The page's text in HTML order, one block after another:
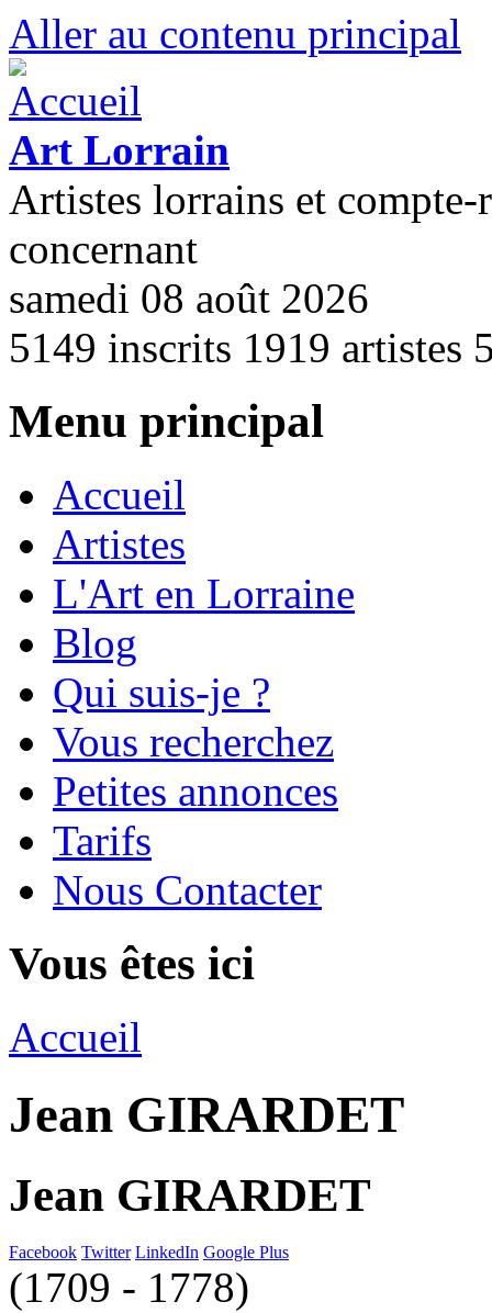
Aller au contenu principal
Art Lorrain
Artistes lorrains et compte-
concernant
samedi 08 août 2026
5149 inscrits 1919 artistes
Menu principal
Accueil
Artistes
L'Art en Lorraine
Blog
Qui suis-je ?
Vous recherchez
Petites annonces
Tarifs
Nous Contacter
Vous êtes ici
Accueil
Jean GIRARDET
Jean GIRARDET
Facebook Twitter LinkedIn Google Plus
(1709 - 1778)